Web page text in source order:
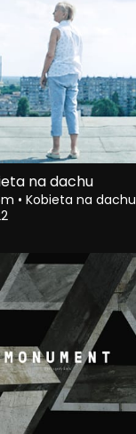
na dachu
• Kobieta na dachu